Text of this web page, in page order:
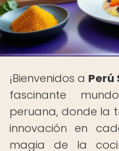
¡Bienvenidos a Perú
fascinante
peruana, donde la
innovación en
magia de la